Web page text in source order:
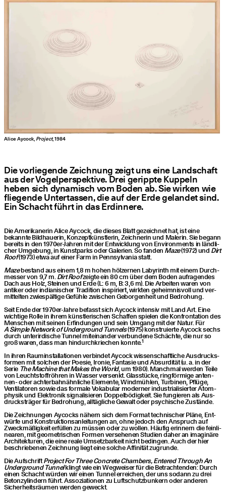
Alice Aycock,Project, 1984
Die vor­lie­gen­de Zeich­nung zeigt uns eine Land­schaft
aus der Vogel­per­spek­ti­ve. Drei geripp­te Kup­peln
heben sich dyna­misch vom Boden ab. Sie wir­ken wie
flie­gen­de Unter­tas­sen, die auf der Erde gelan­det sind.
Ein Schacht führt in das Erdinnere.
Die Ame­ri­ka­ne­rin Ali­ce Aycock, die die­ses Blatt gezeich­net hat, ist eine
bekann­te Bild­haue­rin, Kon­zept­künst­le­rin, Zeich­ne­rin und Male­rin. Sie begann
bereits in den 1970er-Jah­ren mit der Ent­wick­lung von Envi­ron­ments in länd­li­
cher Umge­bung, in Kunst­parks oder Gale­rien. So fan­den Maze(1972) und Dirt
Roof(1973) etwa auf einer Farm in Penn­syl­va­nia statt.
Mazebestand aus einem 1,8 m hohen höl­zer­nen Laby­rinth mit einem Durch­
mes­ser von 9,7 m.Dirt Roofzeig­te ein 80 cm über dem Boden auf­ra­gen­des
Dach aus Holz, Stei­nen und Erde (L: 6 m, B: 3,6 m). Die Arbei­ten waren von
anti­ker oder india­ni­scher Tra­di­ti­on inspi­riert, wirk­ten geheim­nis­voll und ver­
mit­tel­ten zwie­späl­ti­ge Gefüh­le zwi­schen Gebor­gen­heit und Bedrohung.
Seit Ende der 1970er-Jah­re befasst sich Aycock inten­siv mit Land Art. Eine
wich­ti­ge Rol­le in ihrem künst­le­ri­schen Schaf­fen spie­len die Kon­fron­ta­ti­on des
Men­schen mit sei­nen Erfin­dun­gen und sein Umgang mit der Natur. Für
A Simp­le Net­work of Under­ground Tun­nels(1975) kon­stru­ier­te Aycock sechs
durch unter­ir­di­sche Tun­nel mit­ein­an­der ver­bun­de­ne Schäch­te, die nur so
groß waren, dass man hin­durch­krie­chen konn­te.1
In ihren Raum­in­stal­la­tio­nen ver­bin­det Aycock wis­sen­schaft­li­che Aus­drucks­
for­men mit sol­chen der Poe­sie, Iro­nie, Fan­ta­sie und Absur­di­tät (u. a. in der
Serie The Machi­ne that Makes the World, um 1980). Manch­mal wer­den Tei­le
von Leucht­stoff­röh­ren in Was­ser ver­senkt. Glas­stü­cke, ring­för­mi­ge anten­
nen- oder ach­ter­bahn­ähn­li­che Ele­men­te, Wind­müh­len, Tur­bi­nen, Pflü­ge,
Ven­ti­la­to­ren sowie das for­ma­le Voka­bu­lar moder­ner indus­tria­li­sier­ter Atom­
phy­sik und Elek­tro­nik signa­li­sie­ren Dop­pel­bö­dig­keit. Sie fun­gie­ren als Aus­
drucks­trä­ger für Bedro­hung, all­täg­li­che Gewalt oder psy­chi­sche Zustände.
Die Zeich­nun­gen Aycocks nähern sich dem For­mat tech­ni­scher Plä­ne, Ent­
wür­fe und Kon­struk­ti­ons­an­lei­tun­gen an, ohne jedoch den Anspruch auf
Zweck­mä­ßig­keit erfül­len zu müs­sen oder zu wol­len. Häu­fig erin­nern die fein­li­
nea­ren, mit geo­me­tri­schen For­men ver­se­he­nen Stu­di­en daher an ima­gi­nä­re
Archi­tek­tu­ren, die eine rea­le Umsetz­bar­keit nicht bedin­gen. Auch der hier
beschrie­be­nen Zeich­nung liegt eine sol­che Affi­ni­tät zugrunde.
Die Auf­schriftPro­ject For Three Con­cre­te Cham­bers, Ente­red Through An
Under­ground Tun­nelklingt wie ein Weg­wei­ser für die Betrach­ten­den: Durch
einen Schacht wür­den wir einen Tun­nel errei­chen, der uns sodann zu drei
Beton­zy­lin­dern führt. Asso­zia­tio­nen zu Luft­schutz­bun­kern oder ande­ren
Sicher­heits­räu­men wer­den geweckt.